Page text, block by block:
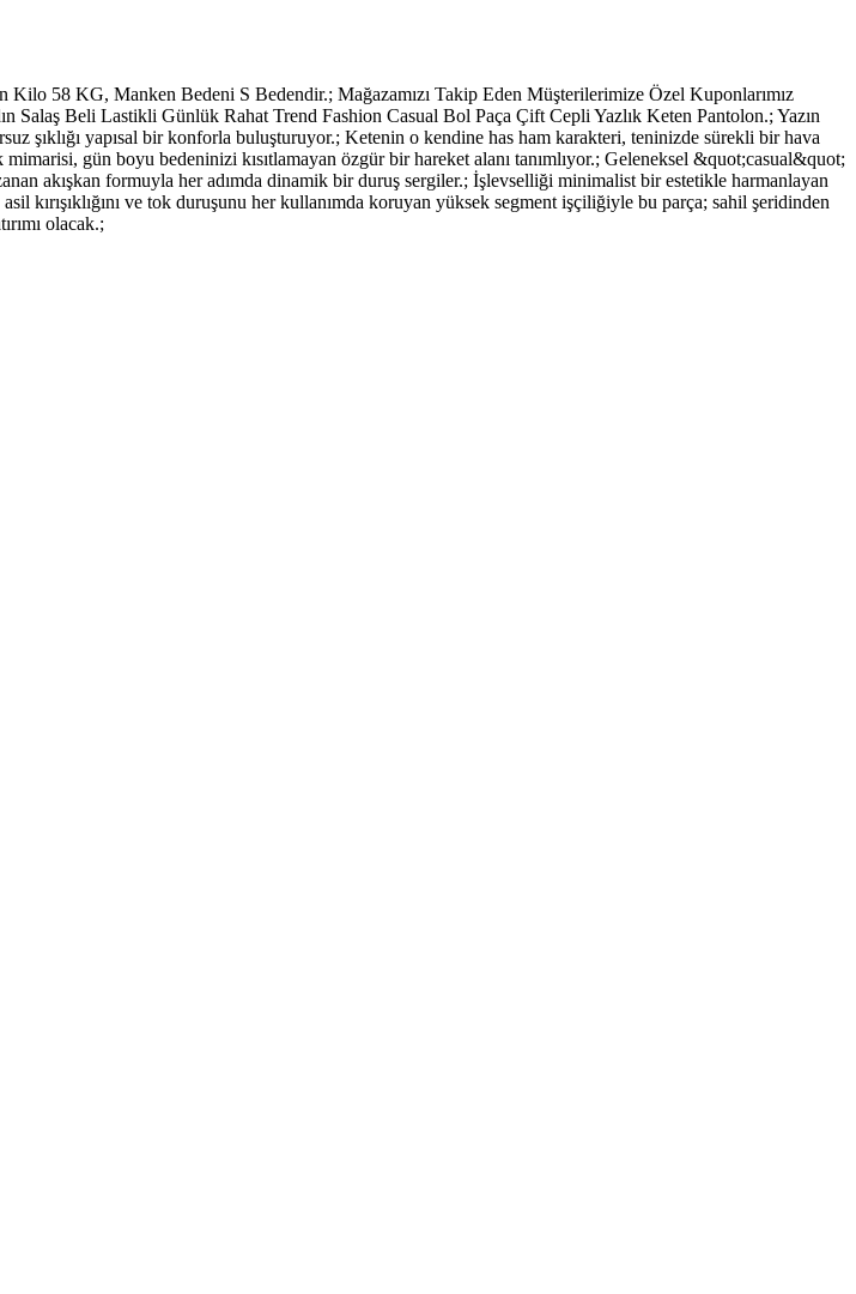
58 KG, Manken Bedeni S Bedendir.; Mağazamızı Takip Eden Müşterilerimize Özel Kuponlarımız
Beli Lastikli Günlük Rahat Trend Fashion Casual Bol Paça Çift Cepli Yazlık Keten Pantolon.; Yazın
şıklığı yapısal bir konforla buluşturuyor.; Ketenin o kendine has ham karakteri, teninizde sürekli bir hava
gün boyu bedeninizi kısıtlamayan özgür bir hareket alanı tanımlıyor.; Geleneksel &quot;casual&quot;
akışkan formuyla her adımda dinamik bir duruş sergiler.; İşlevselliği minimalist bir estetikle harmanlayan
ve tok duruşunu her kullanımda koruyan yüksek segment işçiliğiyle bu parça; sahil şeridinden
olacak.;